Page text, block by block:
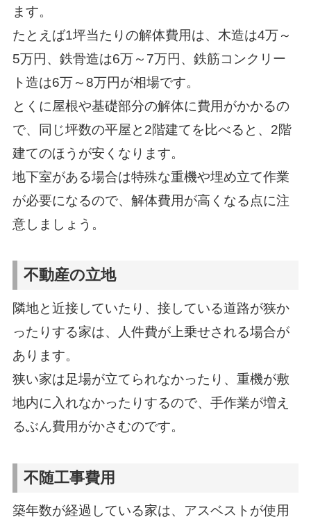
ます。
たとえば1坪当たりの解体費用は、木造は4万～
5万円、鉄骨造は6万～7万円、鉄筋コンクリー
ト造は6万～8万円が相場です。
とくに屋根や基礎部分の解体に費用がかかるの
で、同じ坪数の平屋と2階建てを比べると、2階
建てのほうが安くなります。
地下室がある場合は特殊な重機や埋め立て作業
が必要になるので、解体費用が高くなる点に注
意しましょう。
不動産の立地
隣地と近接していたり、接している道路が狭か
ったりする家は、人件費が上乗せされる場合が
あります。
狭い家は足場が立てられなかったり、重機が敷
地内に入れなかったりするので、手作業が増え
るぶん費用がかさむのです。
不随工事費用
築年数が経過している家は、アスベストが使用